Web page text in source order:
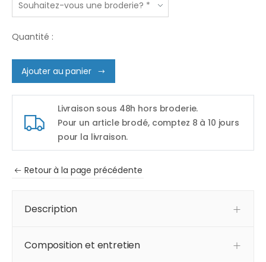
Quantité :
Ajouter au panier
Livraison sous 48h hors broderie.
Pour un article brodé, comptez 8 à 10 jours
pour la livraison.
Retour à la page précédente
Description
Composition et entretien